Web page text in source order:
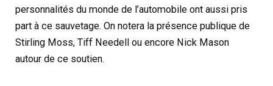
personnalités du monde de l’automobile ont aussi pris
part à ce sauvetage. On notera la présence publique de
Stirling Moss, Tiff Needell ou encore Nick Mason
autour de ce soutien.